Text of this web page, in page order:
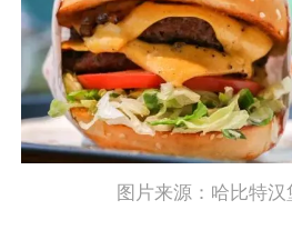
图片来源：哈比特